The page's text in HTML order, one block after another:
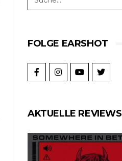
FOLGE EARSHOT
AKTUELLE REVIEWS